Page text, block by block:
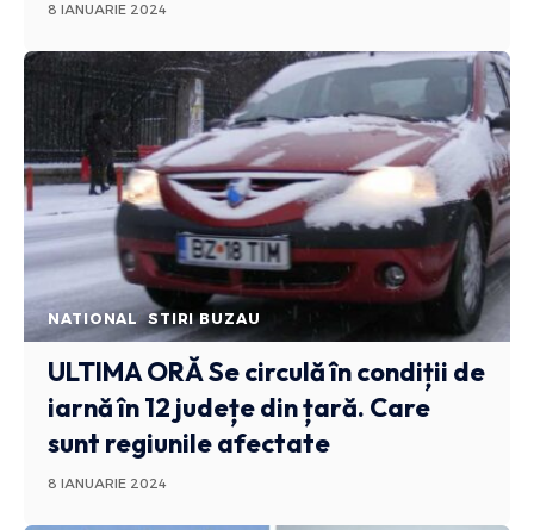
8 IANUARIE 2024
NATIONAL STIRI BUZAU
ULTIMA ORĂSe circulă în condiții de
iarnă în 12 județe din țară. Care
sunt regiunile afectate
8 IANUARIE 2024